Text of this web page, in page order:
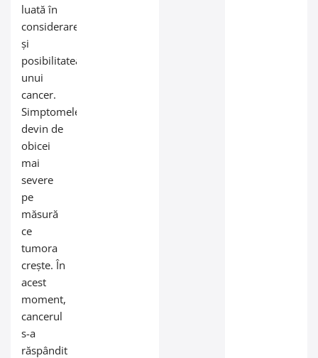
luată în
considerare
și
posibilitatea
unui
cancer.
Simptomele
devin de
obicei
mai
severe
pe
măsură
ce
tumora
crește. În
acest
moment,
cancerul
s-a
răspândit